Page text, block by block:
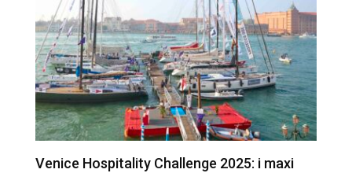
Venice Hospitality Challenge 2025: i maxi